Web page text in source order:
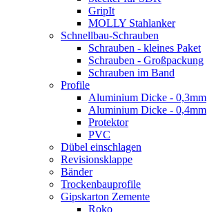
GripIt
MOLLY Stahlanker
Schnellbau-Schrauben
Schrauben - kleines Paket
Schrauben - Großpackung
Schrauben im Band
Profile
Aluminium Dicke - 0,3mm
Aluminium Dicke - 0,4mm
Protektor
PVC
Dübel einschlagen
Revisionsklappe
Bänder
Trockenbauprofile
Gipskarton Zemente
Roko